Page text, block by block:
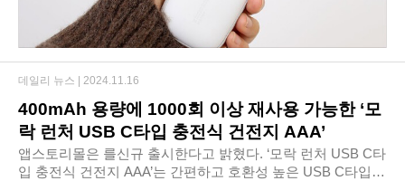
400mAh 용량에 1000회 이상 재사용 가능한 ‘모
락 런처 USB C타입 충전식 건전지 AAA’
앱스토리몰은 를신규 출시한다고 밝혔다. ‘모락 런처 USB C타
입 충전식 건전지 AAA’는 간편하고 호환성 높은 USB C타입
데일리 뉴스 | 2024.11.16